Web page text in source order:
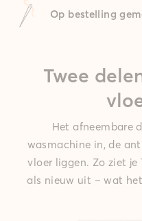
Op bestelling
Twee
Het afneembare
wasmachine in, de
vloer liggen. Zo ziet je
als nieuw uit – wat